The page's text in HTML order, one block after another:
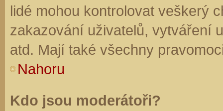
lidé mohou kontrolovat veškerý
zakazování uživatelů, vytváření
atd. Mají také všechny
Nahoru
Kdo jsou moderátoři?